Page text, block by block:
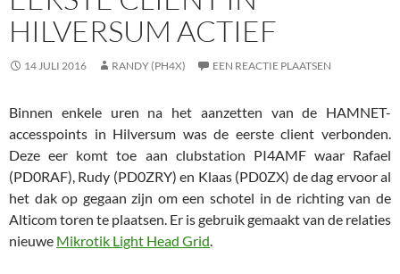
HILVERSUM ACTIEF
14 JULI 2016 RANDY (PH4X) EEN REACTIE PLAATSEN
Binnen enkele uren na het aanzetten van de HAMNET-
accesspoints in Hilversum was de eerste client verbonden.
Deze eer komt toe aan clubstation PI4AMF waar Rafael
(PD0RAF), Rudy (PD0ZRY) en Klaas (PD0ZX) de dag ervoor al
het dak op gegaan zijn om een schotel in de richting van de
Alticom toren te plaatsen. Er is gebruik gemaakt van de relaties
nieuwe Mikrotik Light Head Grid.